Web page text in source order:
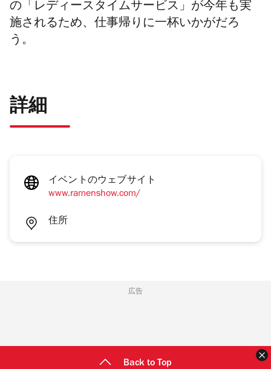
の「レディースタイムサービス」が今年も実
施されるため、仕事帰りに一杯いかがだろ
う。
詳細
イベントのウェブサイト
www.ramenshow.com/
住所
広告
Back to Top